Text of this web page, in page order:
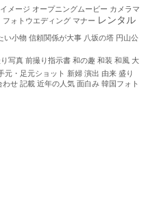
イメージ オープニングムービー カメラマ
フォトウエディング マナー レンタル
い小物 信頼関係が大事 八坂の塔 円山公
写真 前撮り指示書 和の趣 和装 和風 大
元・足元ショット 新婦 演出 由来 盛り
わせ 記載 近年の人気 面白み 韓国フォト